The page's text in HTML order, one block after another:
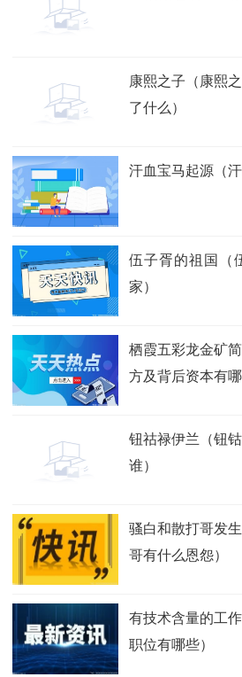
康熙之子（康熙
了什么）
汗血宝马起源（
伍子胥的祖国（
家）
栖霞五彩龙金矿
方及背后资本有哪
钮祜禄伊兰（钮
谁）
骚白和散打哥发
哥有什么恩怨）
有技术含量的工
职位有哪些）